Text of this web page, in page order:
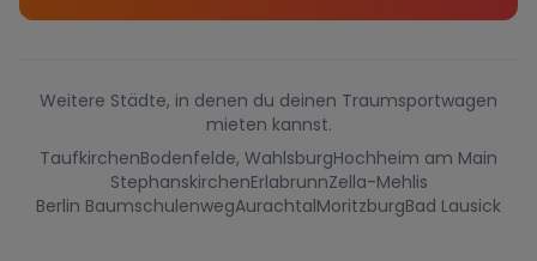
Weitere Städte, in denen du deinen Traumsportwagen
mieten kannst.
TaufkirchenBodenfelde, WahlsburgHochheim am Main
StephanskirchenErlabrunnZella-Mehlis
Berlin BaumschulenwegAurachtalMoritzburgBad Lausick